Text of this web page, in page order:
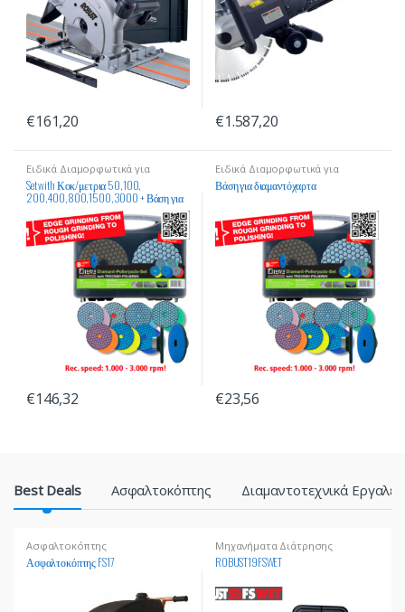
€161,20 €1.587,20
Ειδικά Διαμορφωτικά για
Επεξεργασία Υλικών
Set with Κοκ/μετρια 50,100,
200,400,800,1500,3000 + Βάση για
€146,32
Ειδικά Διαμορφωτικά για
Επεξεργασία Υλικών
Βάση για διαμαντόχαρτα
€23,56
Best Deals Ασφαλτοκόπτης Διαμαντοτεχνικά
Ασφαλτοκόπτης
Ασφαλτοκόπτης FS17
Μηχανήματα Διάτρησης
Οικοδομικών Υλικών
ROBUST19FSWET